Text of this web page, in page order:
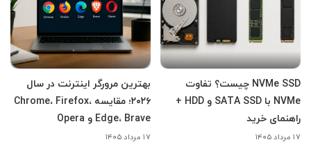
NVMe SSD چیست؟ تفاوت
NVMe با SATA SSD و HDD +
راهنمای خرید
۱۷ مرداد ۱۴۰۵
بهترین مرورگر اینترنت در سال
۲۰۲۶؛ مقایسه Chrome، Firefox،
Edge، Brave و Opera
۱۷ مرداد ۱۴۰۵